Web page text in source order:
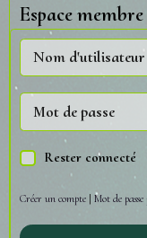
Espace membre
Rester connecté
Créer un compte | Mot de